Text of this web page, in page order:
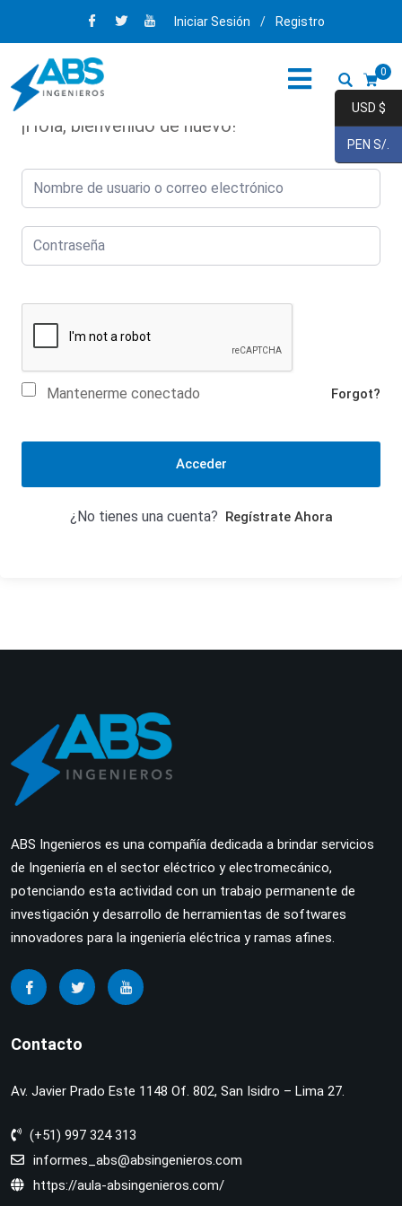
Iniciar Sesión / Registro
0
¡Hola, bienvenido de nuevo!
Mantenerme conectado Forgot?
Acceder
¿No tienes una cuenta? Regístrate Ahora
ABS Ingenieros es una compañía dedicada a brindar servicios
de Ingeniería en el sector eléctrico y electromecánico,
potenciando esta actividad con un trabajo permanente de
investigación y desarrollo de herramientas de softwares
innovadores para la ingeniería eléctrica y ramas afines.
Contacto
Av. Javier Prado Este 1148 Of. 802, San Isidro – Lima 27.
(+51) 997 324 313
informes_abs@absingenieros.com
https://aula-absingenieros.com/
USD $
PEN S/.